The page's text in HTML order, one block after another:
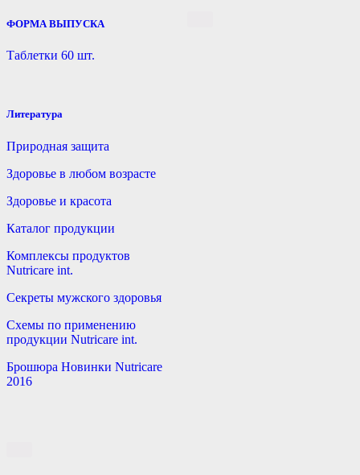
ФОРМА ВЫПУСКА
Таблетки 60 шт.
Литература
Природная защита
Здоровье в любом возрасте
Здоровье и красота
Каталог продукции
Комплексы продуктов
Nutricare int.
Секреты мужского здоровья
Схемы по применению
продукции Nutricare int.
Брошюра Новинки Nutricare
2016